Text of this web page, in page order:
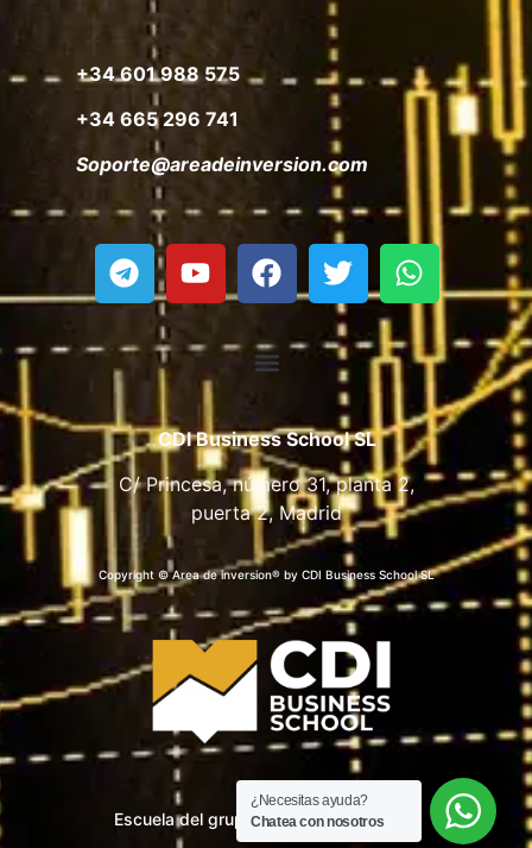
+34 601 988 575
+34 665 296 741
Soporte@areadeinversion.com
CDI Business School SL
C/ Princesa, número 31, planta 2,
puerta 2, Madrid
Copyright © Area de inversion® by CDI Business School SL
Escuela del grupo CDI Business School
¿Necesitas ayuda?
Chatea con nosotros